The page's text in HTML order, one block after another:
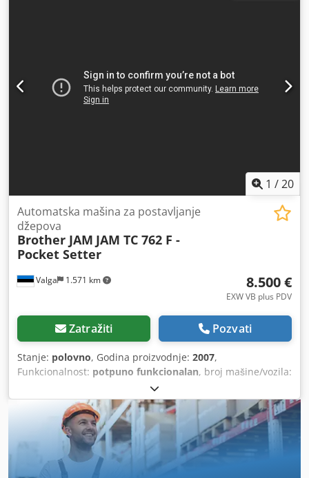
1 /20
Valga 1.571 km
Automatska mašina za postavljanje
džepova
Brother JAM JAM TC 762 F -
Pocket Setter
8.500 €
EXW VB plus PDV
Zatražiti Pozvati
Stanje: polovno, Godina proizvodnje: 2007,
Funkcionalnost: potpuno funkcionalan, broj mašine/vozila:
750 W
pneumatski priključak:7 bar, Na prodaju je
visokoperformansna automatizovana Brother šivaća linija,
opremljena JAM TC 762 F automacijskim modulom,
ponuđena kao kompletna industrijska radna stanica. Ovaj
sistem je posebno konstruisan za automatsko postavljanje
džepova i visokoprecizne šivaće procese, što ga čini